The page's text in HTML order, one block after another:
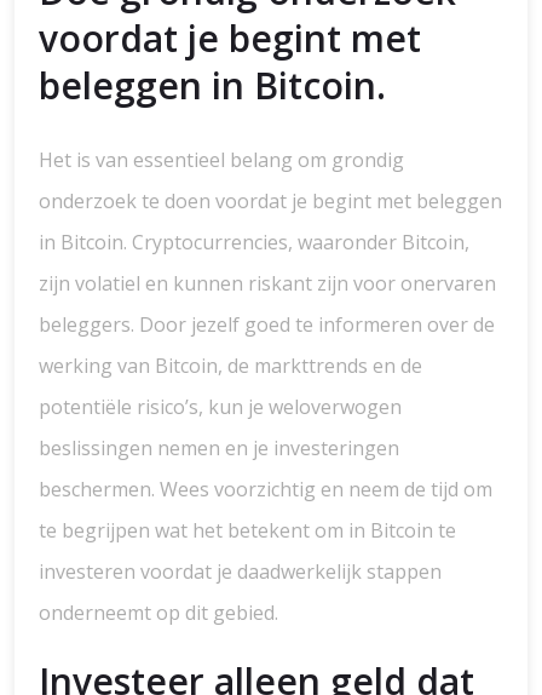
voordat je begint met
beleggen in Bitcoin.
Het is van essentieel belang om grondig
onderzoek te doen voordat je begint met beleggen
in Bitcoin. Cryptocurrencies, waaronder Bitcoin,
zijn volatiel en kunnen riskant zijn voor onervaren
beleggers. Door jezelf goed te informeren over de
werking van Bitcoin, de markttrends en de
potentiële risico’s, kun je weloverwogen
beslissingen nemen en je investeringen
beschermen. Wees voorzichtig en neem de tijd om
te begrijpen wat het betekent om in Bitcoin te
investeren voordat je daadwerkelijk stappen
onderneemt op dit gebied.
Investeer alleen geld dat